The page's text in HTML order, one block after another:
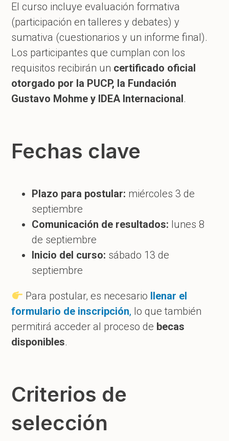
El curso incluye evaluación formativa
(participación en talleres y debates) y
sumativa (cuestionarios y un informe final).
Los participantes que cumplan con los
requisitos recibirán un certificado oficial
otorgado por la PUCP, la Fundación
Gustavo Mohme y IDEA Internacional.
Fechas clave
Plazo para postular: miércoles 3 de
septiembre
Comunicación de resultados: lunes 8
de septiembre
Inicio del curso: sábado 13 de
septiembre
Para postular, es necesario llenar el
formulario de inscripción, lo que también
permitirá acceder al proceso de becas
disponibles.
Criterios de
selección